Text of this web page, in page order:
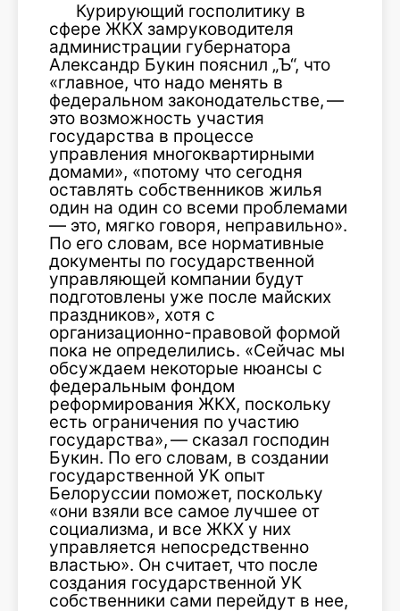
Курирующий госполитику в
сфере ЖКХ замруководителя
администрации губернатора
Александр Букин пояснил „Ъ“, что
«главное, что надо менять в
федеральном законодательстве, —
это возможность участия
государства в процессе
управления многоквартирными
домами», «потому что сегодня
оставлять собственников жилья
один на один со всеми проблемами
— это, мягко говоря, неправильно».
По его словам, все нормативные
документы по государственной
управляющей компании будут
подготовлены уже после майских
праздников», хотя с
организационно-правовой формой
пока не определились. «Сейчас мы
обсуждаем некоторые нюансы с
федеральным фондом
реформирования ЖКХ, поскольку
есть ограничения по участию
государства», — сказал господин
Букин. По его словам, в создании
государственной УК опыт
Белоруссии поможет, поскольку
«они взяли все самое лучшее от
социализма, и все ЖКХ у них
управляется непосредственно
властью». Он считает, что после
создания государственной УК
собственники сами перейдут в нее,